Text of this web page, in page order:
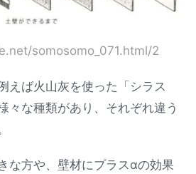
somosomo_071.html/2
えば火山灰を使った「シラス
々な種類があり、それぞれ違う
な方や、壁材にプラスαの効果